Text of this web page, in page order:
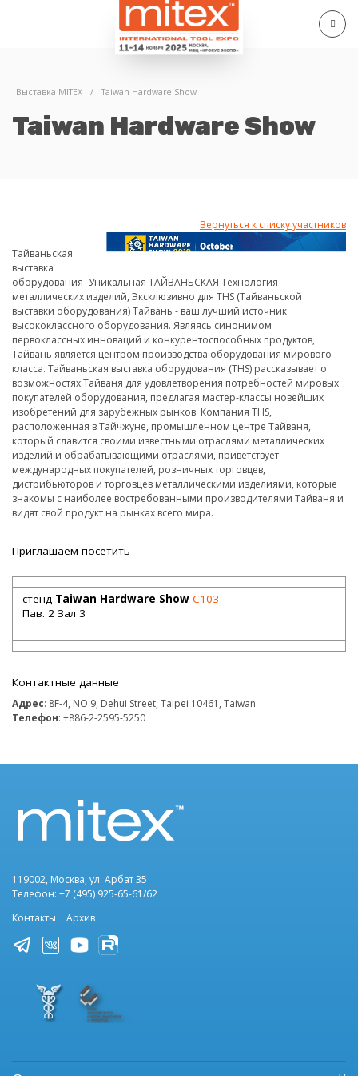
Выставка MITEX / Taiwan Hardware Show
Taiwan Hardware Show
Вернуться к списку участников
Тайваньская
выставка
оборудования -Уникальная ТАЙВАНЬСКАЯ Технология
металлических изделий, Эксклюзивно для THS (Тайваньской
выставки оборудования) Тайвань - ваш лучший источник
высококлассного оборудования. Являясь синонимом
первоклассных инноваций и конкурентоспособных продуктов,
Тайвань является центром производства оборудования мирового
класса. Тайваньская выставка оборудования (THS) рассказывает о
возможностях Тайваня для удовлетворения потребностей мировых
покупателей оборудования, предлагая мастер-классы новейших
изобретений для зарубежных рынков. Компания THS,
расположенная в Тайчжуне, промышленном центре Тайваня,
который славится своими известными отраслями металлических
изделий и обрабатывающими отраслями, приветствует
международных покупателей, розничных торговцев,
дистрибьюторов и торговцев металлическими изделиями, которые
знакомы с наиболее востребованными производителями Тайваня и
видят свой продукт на рынках всего мира.
Приглашаем посетить
стенд Taiwan Hardware Show C103
Пав. 2 Зал 3
Контактные данные
Адрес: 8F-4, NO.9, Dehui Street, Taipei 10461, Taiwan
Телефон: +886-2-2595-5250
119002, Москва, ул. Арбат 35
Телефон: +7 (495) 925-65-61/62
Контакты
Архив